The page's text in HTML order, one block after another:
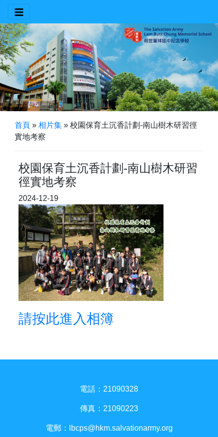
首頁 » 相片集 » 校園保育土沉香計劃-南山樹木研習徑
實地考察
校園保育土沉香計劃-南山樹木研習
徑實地考察
2024-12-19
請按此進入相簿
電話：21090328
傳真：21090223
電郵： lbcps@hkm.salvationarmy.org